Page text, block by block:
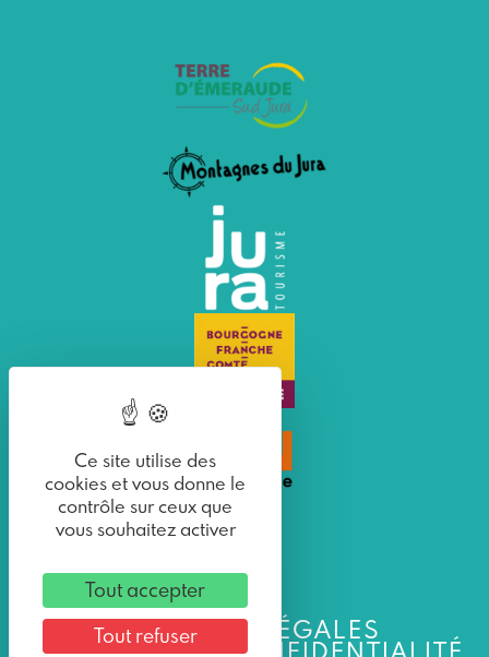
MENTIONS LÉGALES
Ce site utilise des
cookies et vous donne le
contrôle sur ceux que
vous souhaitez activer
Tout accepter
Tout refuser